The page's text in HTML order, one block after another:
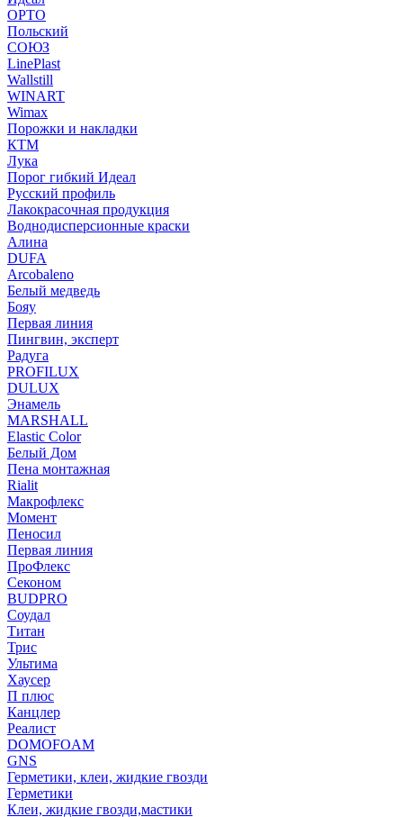
ОРТО
Польский
СОЮЗ
LinePlast
Wallstill
WINART
Wimax
Порожки и накладки
КТМ
Лука
Порог гибкий Идеал
Русский профиль
Лакокрасочная продукция
Воднодисперсионные краски
Алина
DUFA
Arcobaleno
Белый медведь
Бояу
Первая линия
Пингвин, эксперт
Радуга
PROFILUX
DULUX
Энамель
MARSHALL
Elastic Color
Белый Дом
Пена монтажная
Rialit
Макрофлекс
Момент
Пеносил
Первая линия
ПроФлекс
Секоном
BUDPRO
Соудал
Титан
Трис
Ультима
Хаусер
П плюс
Канцлер
Реалист
DOMOFOAM
GNS
Герметики, клеи, жидкие гвозди
Герметики
Клеи, жидкие гвозди,мастики